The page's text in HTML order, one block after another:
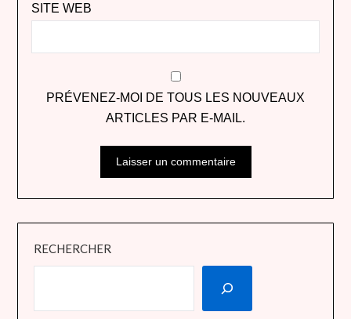
SITE WEB
PRÉVENEZ-MOI DE TOUS LES NOUVEAUX
ARTICLES PAR E-MAIL.
RECHERCHER